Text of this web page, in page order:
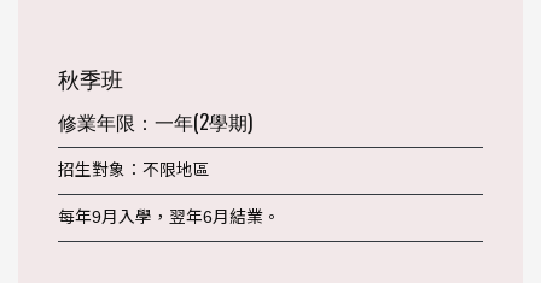
秋季班
修業年限：一年(2學期)
招生對象：不限地區
每年9月入學，翌年6月結業。